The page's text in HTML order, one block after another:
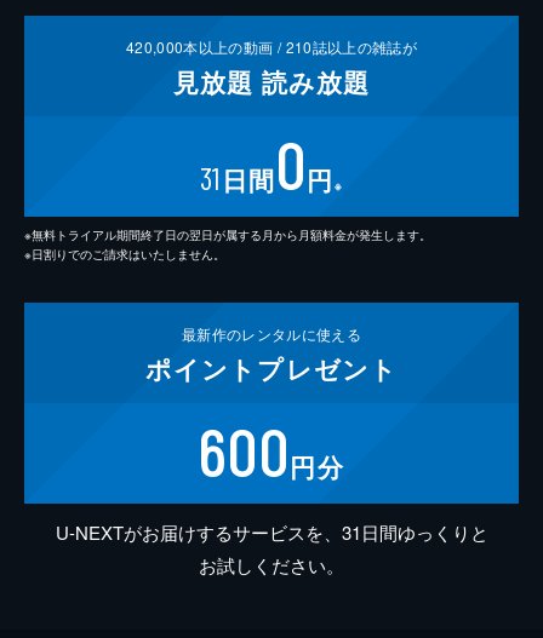
420,000本以上の動画 /210誌以上の雑誌が
見放題 読み放題
31 日間0円 ※
※無料トライアル期間終了日の翌日が属する月から月額料金が発生します。
※日割りでのご請求はいたしません。
最新作のレンタルに使える
ポイント プレゼント
600円分
U-NEXTがお届けするサービスを、31日間ゆっくりと
お試しください。